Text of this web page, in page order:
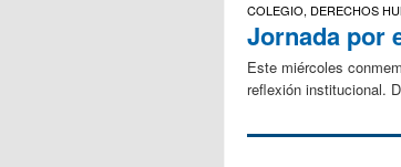
COLEGIO, DERECHOS
Jornada por
Este miércoles
reflexión institucional.